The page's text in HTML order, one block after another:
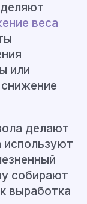
веса
или
делают
используют
собирают
выработка